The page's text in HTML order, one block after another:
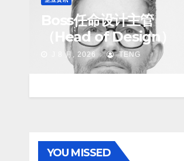
Boss任命设计主管
（Head of Design）
J 8 月, 2026 TENG
YOU MISSED